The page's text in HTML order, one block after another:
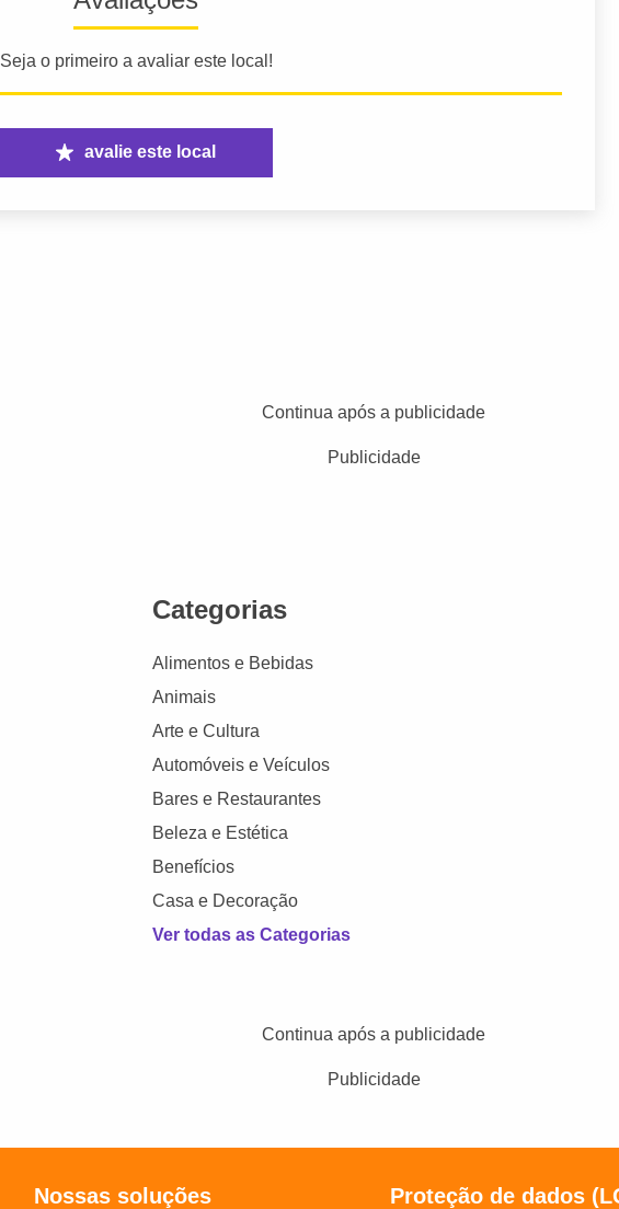
Seja o primeiro a avaliar este local!
avalie este local
Continua após a publicidade
Publicidade
Categorias
Alimentos e Bebidas
Animais
Arte e Cultura
Automóveis e Veículos
Bares e Restaurantes
Beleza e Estética
Benefícios
Casa e Decoração
Ver todas as Categorias
Continua após a publicidade
Publicidade
Nossas soluções Proteção de dados